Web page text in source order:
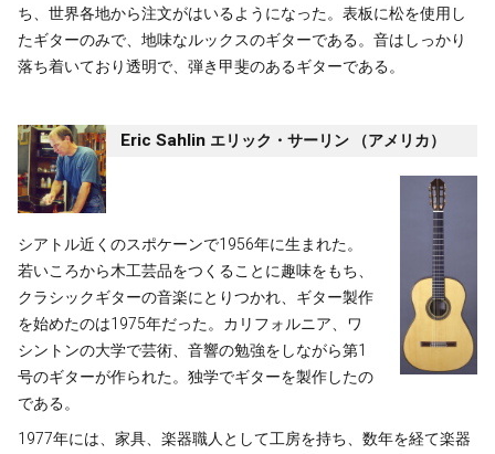
ち、世界各地から注文がはいるようになった。表板に松を使用し
たギターのみで、地味なルックスのギターである。音はしっかり
落ち着いており透明で、弾き甲斐のあるギターである。
Eric Sahlin エリック・サーリン （アメリカ）
シアトル近くのスポケーンで1956年に生まれた。
若いころから木工芸品をつくることに趣味をもち、
クラシックギターの音楽にとりつかれ、ギター製作
を始めたのは1975年だった。カリフォルニア、ワ
シントンの大学で芸術、音響の勉強をしながら第1
号のギターが作られた。独学でギターを製作したの
である。
1977年には、家具、楽器職人として工房を持ち、数年を経て楽器